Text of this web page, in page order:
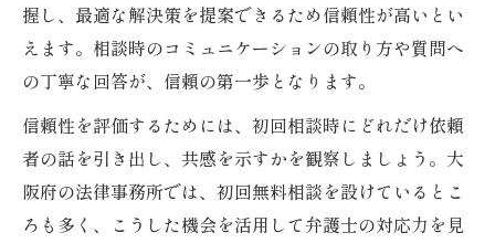
握し、最適な解決策を提案できるため信頼性が高いとい
えます。相談時のコミュニケーションの取り方や質問へ
の丁寧な回答が、信頼の第一歩となります。
信頼性を評価するためには、初回相談時にどれだけ依頼
者の話を引き出し、共感を示すかを観察しましょう。大
阪府の法律事務所では、初回無料相談を設けているとこ
ろも多く、こうした機会を活用して弁護士の対応力を見